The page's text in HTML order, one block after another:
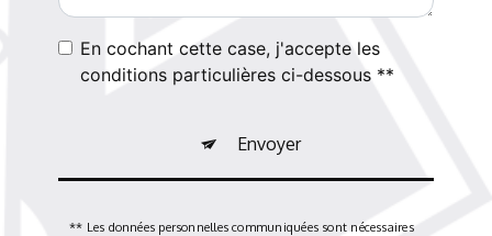
En cochant cette case, j'accepte les
conditions particulières ci-dessous **
Envoyer
** Les données personnelles communiquées sont nécessaires